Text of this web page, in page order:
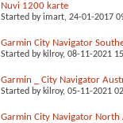
Nuvi 1200 karte
Started byimart, 24-01-2017
Garmin City Navigator
Started by kilroy, 08-11-2021
Garmin _ City Navigator
Started by kilroy, 05-11-2021
Garmin City Navigator North